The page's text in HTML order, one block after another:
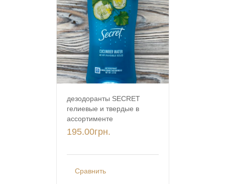
дезодоранты SECRET
гелиевые и твердые в
ассортименте
195.00грн.
Сравнить